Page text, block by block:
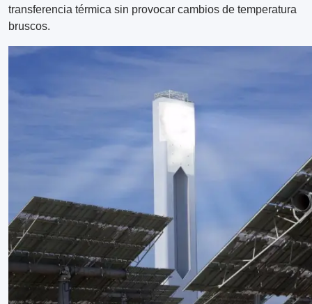
transferencia térmica sin provocar cambios de temperatura
bruscos.